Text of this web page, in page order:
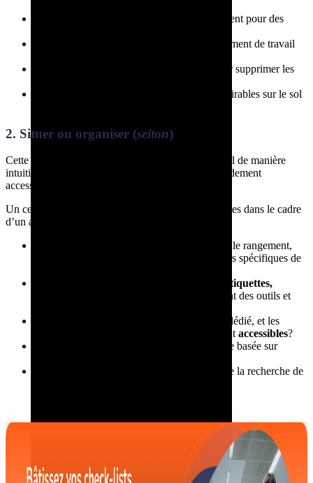
Les tiroirs et rangements servent-ils uniquement pour des
Les documents stockés dans votre environnement de travail
Avez-vous évalué les zones de stockage pour supprimer les
Y a-t-il des accessoires ou équipements indésirables sur le sol
2. Situer ou organiser (seiton)
Cette seconde étape vise à trier son espace de travail de manière
intuitive pour limiter les mouvements et rendre rapidement
accessibles les objets et machines les plus utilisés.
Un certain nombre de questions sont donc pertinentes dans le cadre
d’un audit 5S :
Avez-vous établi des procédures claires pour le rangement,
avec une documentation sur les emplacements spécifiques de
étiquettes,
) pour faciliter le rangement des outils et
Chaque outil dispose-t-il d’un emplacement dédié, et les
objets fréquemment utilisés sont-ils facilement accessibles?
Le rangement de vos outils suit-il une logique basée sur
lors de la recherche de